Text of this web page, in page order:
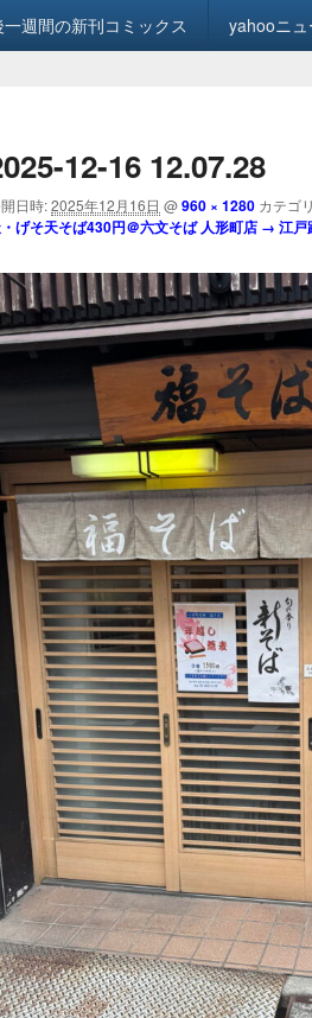
一週間の新刊コミックス yahooニ
12-16 12.07.28
日時:2025年12月16日 @960 × 1280 カテゴ
げそ天そば430円＠六文そば 人形町店 → 江